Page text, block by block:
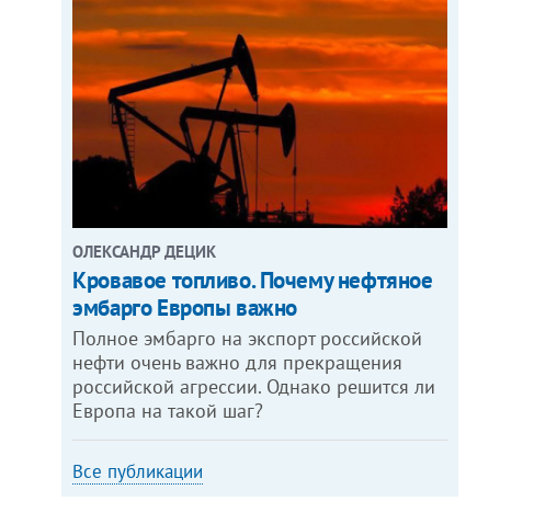
ОЛЕКСАНДР ДЕЦИК
Кровавое топливо. Почему нефтяное
эмбарго Европы важно
Полное эмбарго на экспорт российской
нефти очень важно для прекращения
российской агрессии. Однако решится ли
Европа на такой шаг?
Все публикации